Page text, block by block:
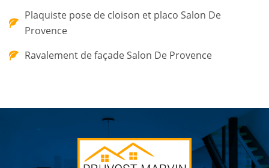
Plaquiste pose de cloison et placo Salon De
Provence
Ravalement de façade Salon De Provence